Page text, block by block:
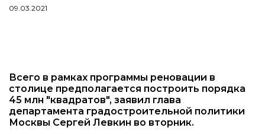
09.03.2021
Всего в рамках программы реновации в
столице предполагается построить порядка
45 млн "квадратов", заявил глава
департамента градостроительной политики
Москвы Сергей Левкин во вторник.